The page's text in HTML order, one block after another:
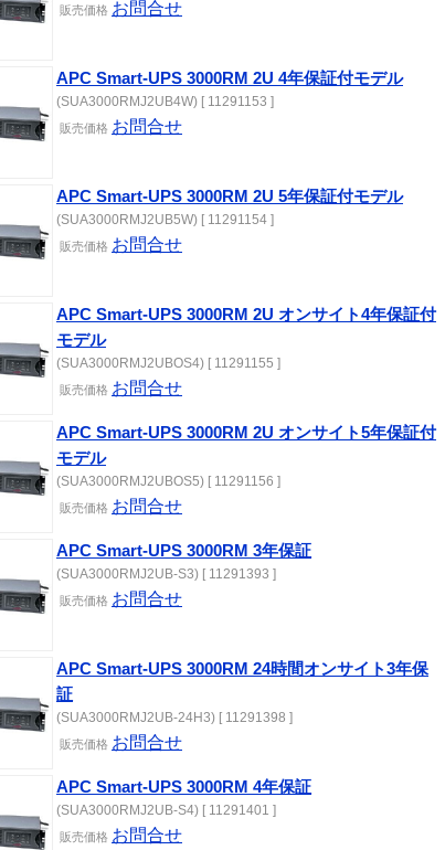
販売価格 お問合せ
APC Smart-UPS 3000RM 2U 4年保証付モデル
(SUA3000RMJ2UB4W) [ 11291153 ]
販売価格 お問合せ
APC Smart-UPS 3000RM 2U 5年保証付モデル
(SUA3000RMJ2UB5W) [ 11291154 ]
販売価格 お問合せ
APC Smart-UPS 3000RM 2U オンサイト4年保証付
モデル
(SUA3000RMJ2UBOS4) [ 11291155 ]
販売価格 お問合せ
APC Smart-UPS 3000RM 2U オンサイト5年保証付
モデル
(SUA3000RMJ2UBOS5) [ 11291156 ]
販売価格 お問合せ
APC Smart-UPS 3000RM 3年保証
(SUA3000RMJ2UB-S3) [ 11291393 ]
販売価格 お問合せ
APC Smart-UPS 3000RM 24時間オンサイト3年保
証
(SUA3000RMJ2UB-24H3) [ 11291398 ]
販売価格 お問合せ
APC Smart-UPS 3000RM 4年保証
(SUA3000RMJ2UB-S4) [ 11291401 ]
販売価格 お問合せ